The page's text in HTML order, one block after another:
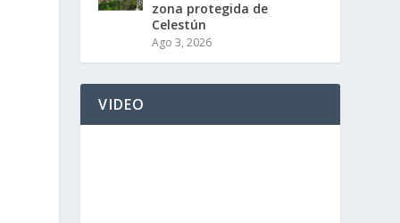
zona protegida de
Celestún
Ago 3, 2026
VIDEO